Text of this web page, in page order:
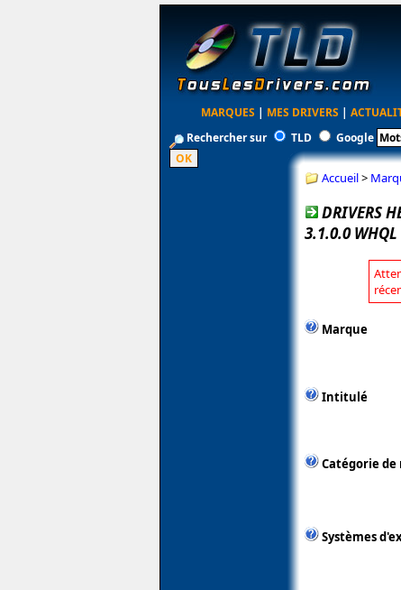
MARQUES | MES DRIVERS |
Rechercher sur
TLD Google
Accueil>
DRIVERS
3.1.0.0 WHQL
Marque
Intitulé
Catégorie
Systèmes